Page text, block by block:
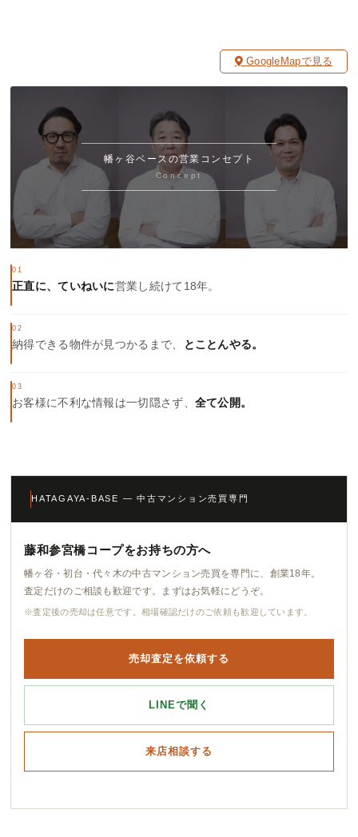
GoogleMapで見る
幡ヶ谷ベースの営業コンセプト
Concept
01
正直に、ていねいに営業し続けて18年。
02
納得できる物件が見つかるまで、 とことんやる。
03
お客様に不利な情報は一切隠さず、 全て公開。
HATAGAYA-BASE — 中古マンション売買専門
藤和参宮橋コープをお持ちの方へ
幡ヶ谷・初台・代々木の中古マンション売買を専門に、創業18年。
査定だけのご相談も歓迎です。まずはお気軽にどうぞ。
※査定後の売却は任意です。相場確認だけのご依頼も歓迎しています。
売却査定を依頼する
LINEで聞く
来店相談する